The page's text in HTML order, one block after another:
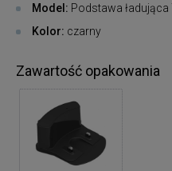
Model: Podstawa
Kolor: czarny
Zawartość opakowania